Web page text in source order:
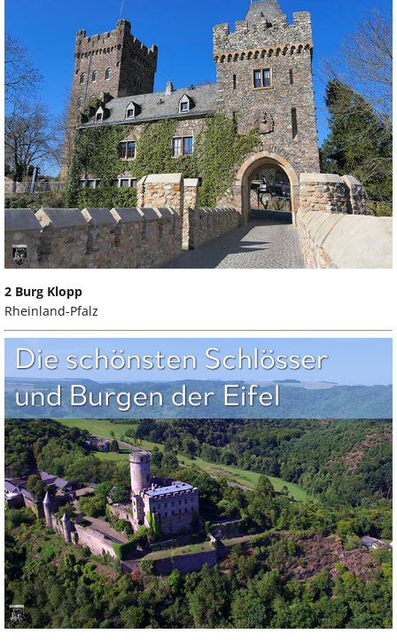
2 Burg Klopp
Rheinland-Pfalz